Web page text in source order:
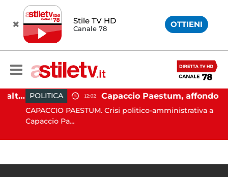
Stile TV HD
Canale 78 OTTIENI
Caos alla stazione di Eboli, alterco a bordo: malore per la capotreno e Intercity per Taranto fermo per ore POLITICA 12:02
CAPACCIO PAESTUM. Crisi politico-amministrativa a
Capaccio Pa...